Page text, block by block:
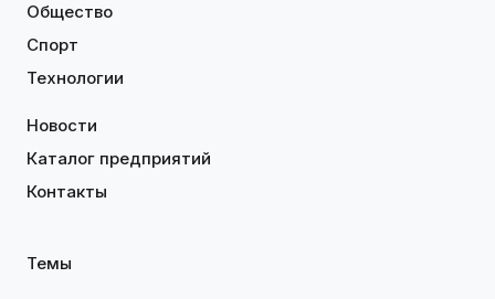
Общество
Спорт
Технологии
Новости
Каталог предприятий
Контакты
Темы